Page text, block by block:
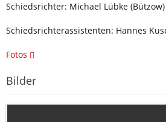
Schiedsrichter: Michael Lübke (Bützow)
Schiedsrichterassistenten: Hannes
Fotos
Bilder